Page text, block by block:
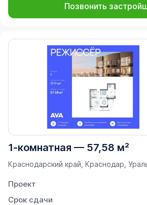
Позвонить
1-комнатная — 57,58 м²
Краснодарский край, Краснодар,
Проект
Срок сдачи